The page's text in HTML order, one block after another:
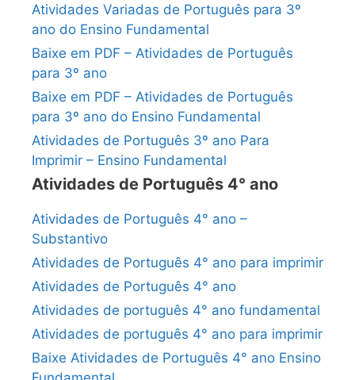
Atividades Variadas de Português para 3º
ano do Ensino Fundamental
Baixe em PDF – Atividades de Português
para 3º ano
Baixe em PDF – Atividades de Português
para 3º ano do Ensino Fundamental
Atividades de Português 3º ano Para
Imprimir – Ensino Fundamental
Atividades de Português 4° ano
Atividades de Português 4° ano –
Substantivo
Atividades de Português 4° ano para imprimir
Atividades de Português 4° ano
Atividades de português 4° ano fundamental
Atividades de português 4° ano para imprimir
Baixe Atividades de Português 4° ano Ensino